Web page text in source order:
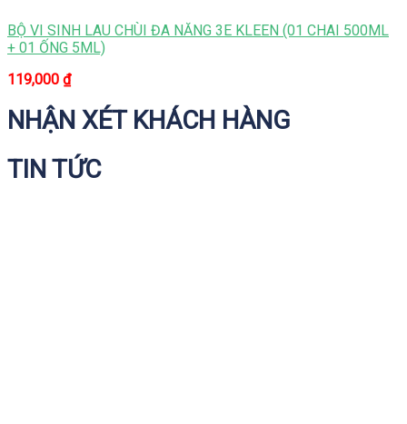
BỘ VI SINH LAU CHÙI ĐA NĂNG 3E KLEEN (01 CHAI 500ML
+ 01 ỐNG 5ML)
119,000 ₫
NHẬN XÉT KHÁCH HÀNG
TIN TỨC